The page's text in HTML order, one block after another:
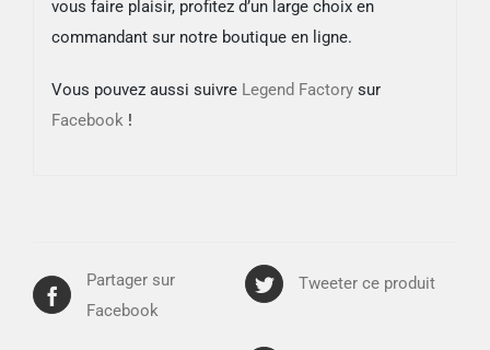
vous faire plaisir, profitez d’un large choix en
commandant sur notre boutique en ligne.
Vous pouvez aussi suivre Legend Factorysur
Facebook!
Partager sur
Facebook
Tweeter ce produit